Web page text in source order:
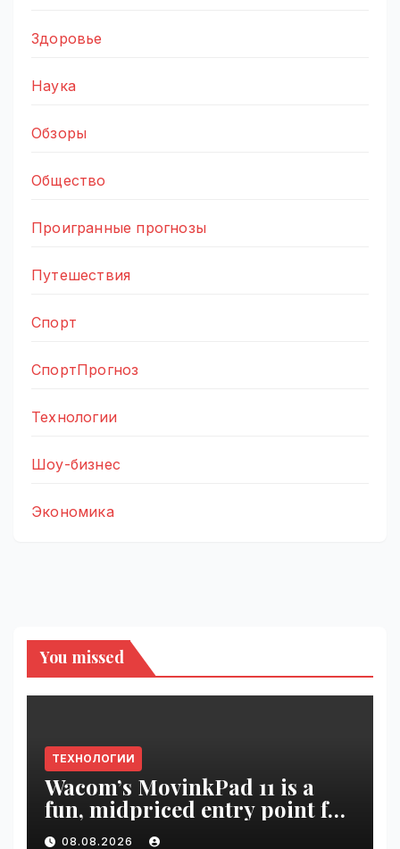
Здоровье
Наука
Обзоры
Общество
Проигранные прогнозы
Путешествия
Спорт
СпортПрогноз
Технологии
Шоу-бизнес
Экономика
You missed
ТЕХНОЛОГИИ
Wacom’s MovinkPad 11 is a
fun, midpriced entry point for
digital artists | VseTime.ru
08.08.2026